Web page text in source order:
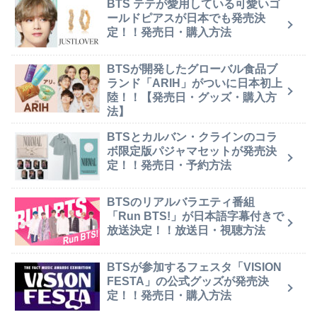
BTS テテが愛用している可愛いゴ
ールドピアスが日本でも発売決
定！！発売日・購入方法
BTSが開発したグローバル食品ブ
ランド「ARIH」がついに日本初上
陸！！【発売日・グッズ・購入方
法】
BTSとカルバン・クラインのコラ
ボ限定版パジャマセットが発売決
定！！発売日・予約方法
BTSのリアルバラエティ番組
「Run BTS!」が日本語字幕付きで
放送決定！！放送日・視聴方法
BTSが参加するフェスタ「VISION
FESTA」の公式グッズが発売決
定！！発売日・購入方法